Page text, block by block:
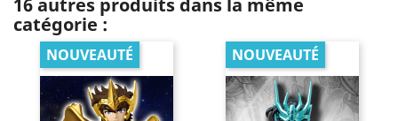
16 autres produits dans la même
catégorie :
NOUVEAUTÉ NOUVEAUTÉ